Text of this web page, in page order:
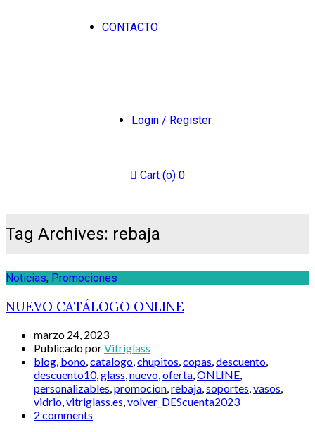
CONTACTO
Login / Register
Cart (o) 0
Tag Archives: rebaja
Noticias, Promociones
NUEVO CATÁLOGO ONLINE
marzo 24, 2023
Publicado porVitriglass
blog, bono,catalogo,chupitos,copas,descuento,
descuento10,glass,nuevo,oferta,ONLINE,
personalizables,promocion,rebaja,soportes,vasos,
vidrio,vitriglass.es,volver_DEScuenta2023
2 comments